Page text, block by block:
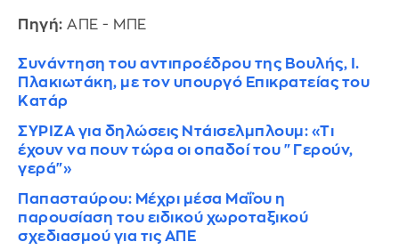
Πηγή: ΑΠΕ - ΜΠΕ
Συνάντηση του αντιπροέδρου της Βουλής, Ι.
Πλακιωτάκη, με τον υπουργό Επικρατείας του
Κατάρ
ΣΥΡΙΖΑ για δηλώσεις Ντάισελμπλουμ: «Τι
έχουν να πουν τώρα οι οπαδοί του "Γερούν,
γερά"»
Παπασταύρου: Μέχρι μέσα Μαΐου η
παρουσίαση του ειδικού χωροταξικού
σχεδιασμού για τις ΑΠΕ